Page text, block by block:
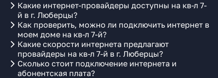
Какие интернет-провайдеры доступны на кв-л 7-
й в г. Люберцы?
Как проверить, можно ли подключить интернет в
моем доме на кв-л 7-й?
Какие скорости интернета предлагают
провайдеры на кв-л 7-й в г. Люберцы?
Сколько стоит подключение интернета и
абонентская плата?